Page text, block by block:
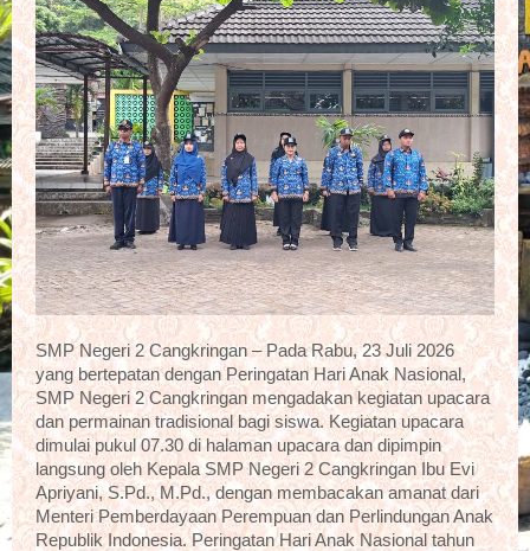
SMP Negeri 2 Cangkringan – Pada Rabu, 23 Juli 2026
yang bertepatan dengan Peringatan Hari Anak Nasional,
SMP Negeri 2 Cangkringan mengadakan kegiatan upacara
dan permainan tradisional bagi siswa. Kegiatan upacara
dimulai pukul 07.30 di halaman upacara dan dipimpin
langsung oleh Kepala SMP Negeri 2 Cangkringan Ibu Evi
Apriyani, S.Pd., M.Pd., dengan membacakan amanat dari
Menteri Pemberdayaan Perempuan dan Perlindungan Anak
Republik Indonesia. Peringatan Hari Anak Nasional tahun